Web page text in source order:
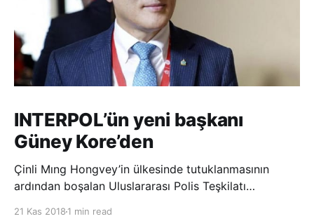
INTERPOL’ün yeni başkanı
Güney Kore’den
Çinli Mıng Hongvey’in ülkesinde tutuklanmasının
ardından boşalan Uluslararası Polis Teşkilatı
21 Kas 2018 1 min read